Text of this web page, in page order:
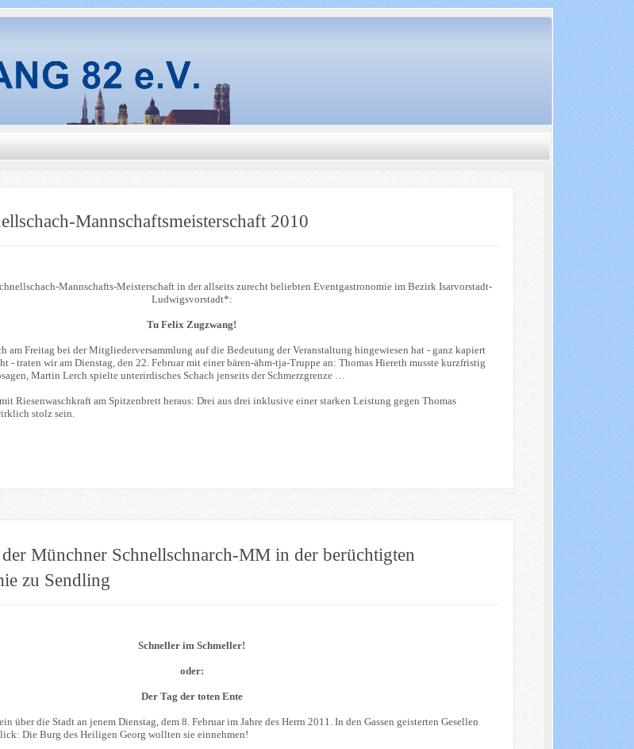
Mannschaftsmeisterschaft 2010
Mannschafts-Meisterschaft in der allseits zurecht beliebten Eventgastronomie im Bezirk Isarvorstadt-
Ludwigsvorstadt*:
Tu Felix Zugzwang!
am Freitag bei der Mitgliederversammlung auf die Bedeutung der Veranstaltung hingewiesen hat - ganz kapiert
- traten wir am Dienstag, den 22. Februar mit einer bären-ähm-tja-Truppe an: Thomas Hiereth musste kurzfristig
Martin Lerch spielte unterirdisches Schach jenseits der Schmerzgrenze …
Riesenwaschkraft am Spitzenbrett heraus: Drei aus drei inklusive einer starken Leistung gegen Thomas
stolz sein.
Münchner Schnellschnarch-MM in der berüchtigten
zu Sendling
Schneller im Schmeller!
oder:
Der Tag der toten Ente
über die Stadt an jenem Dienstag, dem 8. Februar im Jahre des Herrn 2011. In den Gassen geisterten Gesellen
Die Burg des Heiligen Georg wollten sie einnehmen!